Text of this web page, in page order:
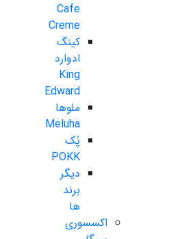
Cafe
Creme
کینگ
ادوارد
King
Edward
ملوها
Meluha
پُک
POKK
دیگر
برند
ها
اکسسوری